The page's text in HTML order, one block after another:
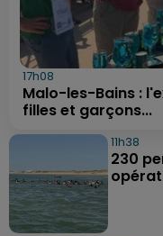
17h08
Malo-les-Bains :
filles et garçons...
11h38
230